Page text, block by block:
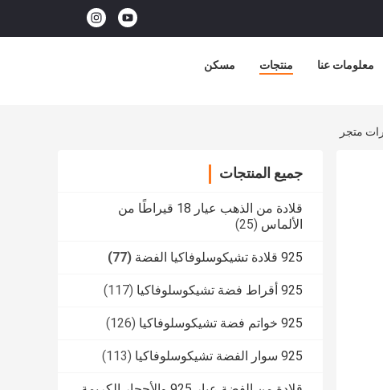
مسكن منتجات معلومات عنا
جميع المنتجات
قلادة من الذهب عيار 18 قيراطًا من
الألماس (25)
925 قلادة تشيكوسلوفاكيا الفضة (77)
925 أقراط فضة تشيكوسلوفاكيا (117)
925 خواتم فضة تشيكوسلوفاكيا (126)
925 سوار الفضة تشيكوسلوفاكيا (113)